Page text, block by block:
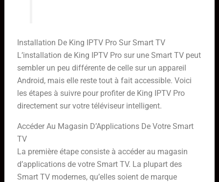
Installation De King IPTV Pro Sur Smart TV
L’installation de King IPTV Pro sur une Smart TV peut
sembler un peu différente de celle sur un appareil
Android, mais elle reste tout à fait accessible. Voici
les étapes à suivre pour profiter de King IPTV Pro
directement sur votre téléviseur intelligent.
Accéder Au Magasin D’Applications De Votre Smart
TV
La première étape consiste à accéder au magasin
d’applications de votre Smart TV. La plupart des
Smart TV modernes, qu’elles soient de marque